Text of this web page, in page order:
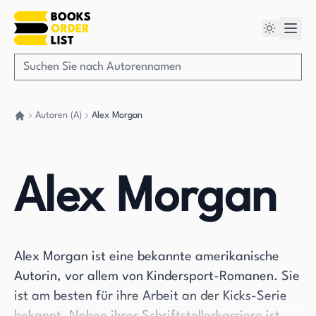
Autoren (A) Alex Morgan
Alex Morgan
Alex Morgan ist eine bekannte amerikanische
Autorin, vor allem von Kindersport-Romanen. Sie
ist am besten für ihre Arbeit an der Kicks-Serie